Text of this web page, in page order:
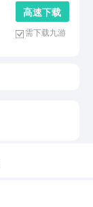
高 速 下 载
需下载九游